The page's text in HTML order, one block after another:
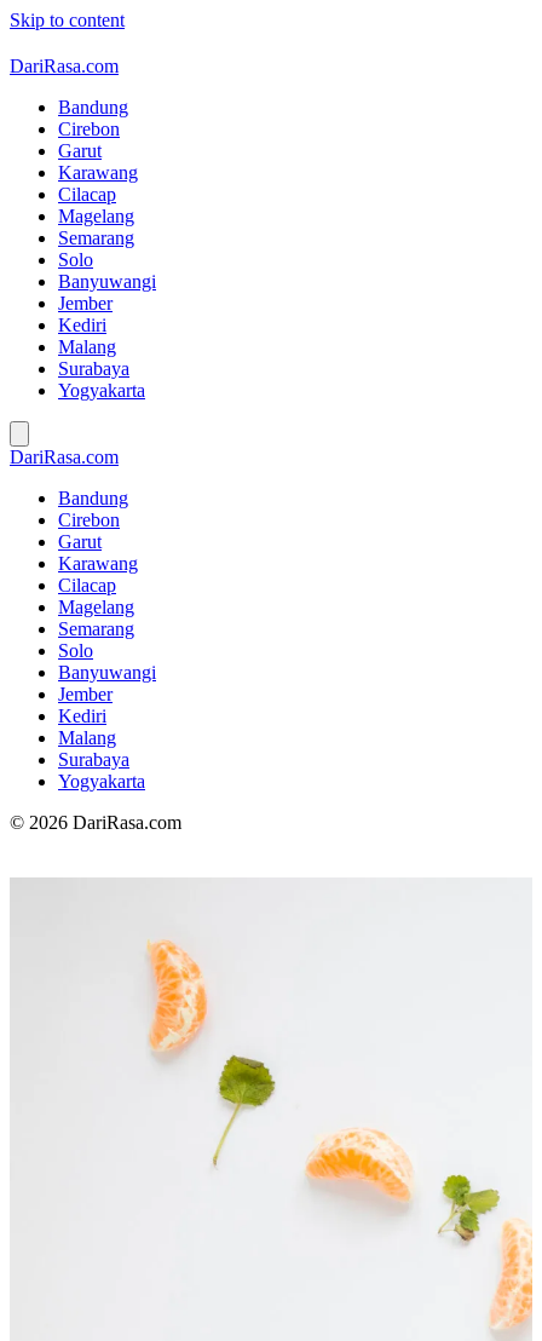
Skip to content
DariRasa.com
Bandung
Cirebon
Garut
Karawang
Cilacap
Magelang
Semarang
Solo
Banyuwangi
Jember
Kediri
Malang
Surabaya
Yogyakarta
DariRasa.com
Bandung
Cirebon
Garut
Karawang
Cilacap
Magelang
Semarang
Solo
Banyuwangi
Jember
Kediri
Malang
Surabaya
Yogyakarta
© 2026 DariRasa.com